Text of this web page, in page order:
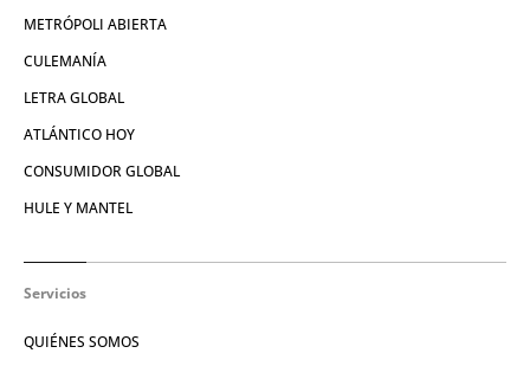
METRÓPOLI ABIERTA
CULEMANÍA
LETRA GLOBAL
ATLÁNTICO HOY
CONSUMIDOR GLOBAL
HULE Y MANTEL
Servicios
QUIÉNES SOMOS